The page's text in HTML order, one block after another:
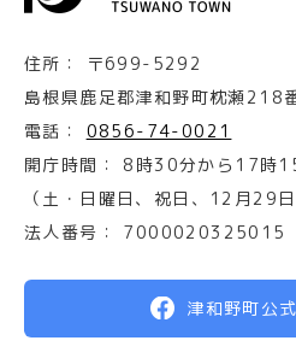
住所：
〒699-5292
島根県鹿足郡津和野町枕瀬218
電話：
0856-74-0021
開庁時間：
8時30分から17時
（土・日曜日、祝日、12月29
法人番号：
7000020325015
津和野町公